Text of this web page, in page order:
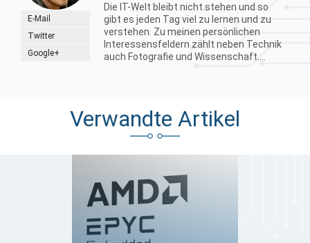
E-Mail
Twitter
Google+
Die IT-Welt bleibt nicht stehen und so
gibt es jeden Tag viel zu lernen und zu
verstehen. Zu meinen persönlichen
Interessensfeldern zählt neben Technik
auch Fotografie und Wissenschaft....
Verwandte Artikel